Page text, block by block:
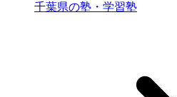
千葉県の塾・学習塾